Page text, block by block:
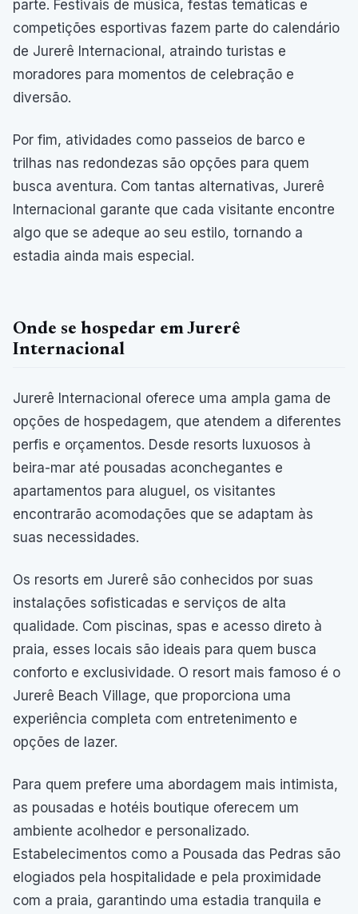
parte. Festivais de música, festas temáticas e
competições esportivas fazem parte do calendário
de Jurerê Internacional, atraindo turistas e
moradores para momentos de celebração e
diversão.
Por fim, atividades como passeios de barco e
trilhas nas redondezas são opções para quem
busca aventura. Com tantas alternativas, Jurerê
Internacional garante que cada visitante encontre
algo que se adeque ao seu estilo, tornando a
estadia ainda mais especial.
Onde se hospedar em Jurerê
Internacional
Jurerê Internacional oferece uma ampla gama de
opções de hospedagem, que atendem a diferentes
perfis e orçamentos. Desde resorts luxuosos à
beira-mar até pousadas aconchegantes e
apartamentos para aluguel, os visitantes
encontrarão acomodações que se adaptam às
suas necessidades.
Os resorts em Jurerê são conhecidos por suas
instalações sofisticadas e serviços de alta
qualidade. Com piscinas, spas e acesso direto à
praia, esses locais são ideais para quem busca
conforto e exclusividade. O resort mais famoso é o
Jurerê Beach Village, que proporciona uma
experiência completa com entretenimento e
opções de lazer.
Para quem prefere uma abordagem mais intimista,
as pousadas e hotéis boutique oferecem um
ambiente acolhedor e personalizado.
Estabelecimentos como a Pousada das Pedras são
elogiados pela hospitalidade e pela proximidade
com a praia, garantindo uma estadia tranquila e